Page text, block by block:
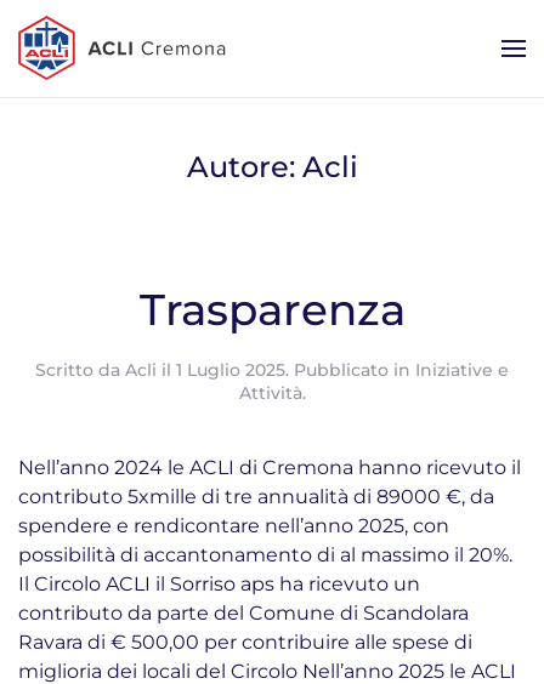
Autore: Acli
Trasparenza
Scritto da Acli il 1 Luglio 2025. Pubblicato in Iniziative e
Attività.
Nell’anno 2024 le ACLI di Cremona hanno ricevuto il
contributo 5xmille di tre annualità di 89000 €, da
spendere e rendicontare nell’anno 2025, con
possibilità di accantonamento di al massimo il 20%.
Il Circolo ACLI il Sorriso aps ha ricevuto un
contributo da parte del Comune di Scandolara
Ravara di € 500,00 per contribuire alle spese di
miglioria dei locali del Circolo Nell’anno 2025 le ACLI